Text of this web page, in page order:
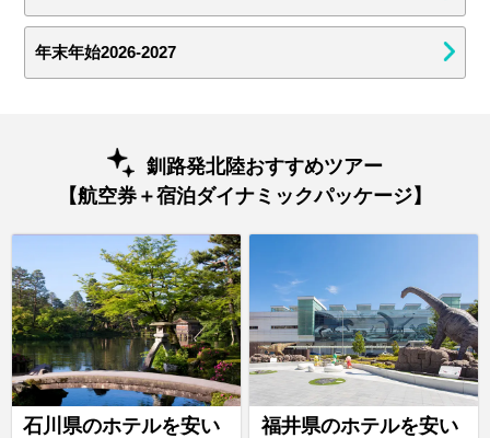
年末年始2026-2027
釧路発北陸おすすめツアー
【航空券＋宿泊ダイナミックパッケージ】
石川県のホテルを安い
福井県のホテルを安い